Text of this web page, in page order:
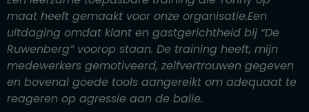
r
i
n
g
4
v
maat heeft gemaakt voor onze organisatie.Een
uitdaging omdat klant en gastgerichtheid bij “De
Ruwenberg” voorop staan. De training heeft, mijn
medewerkers gemotiveerd, zelfvertrouwen gegeven
en bovenal goede tools aangereikt om adequaat te
reageren op agressie aan de balie.